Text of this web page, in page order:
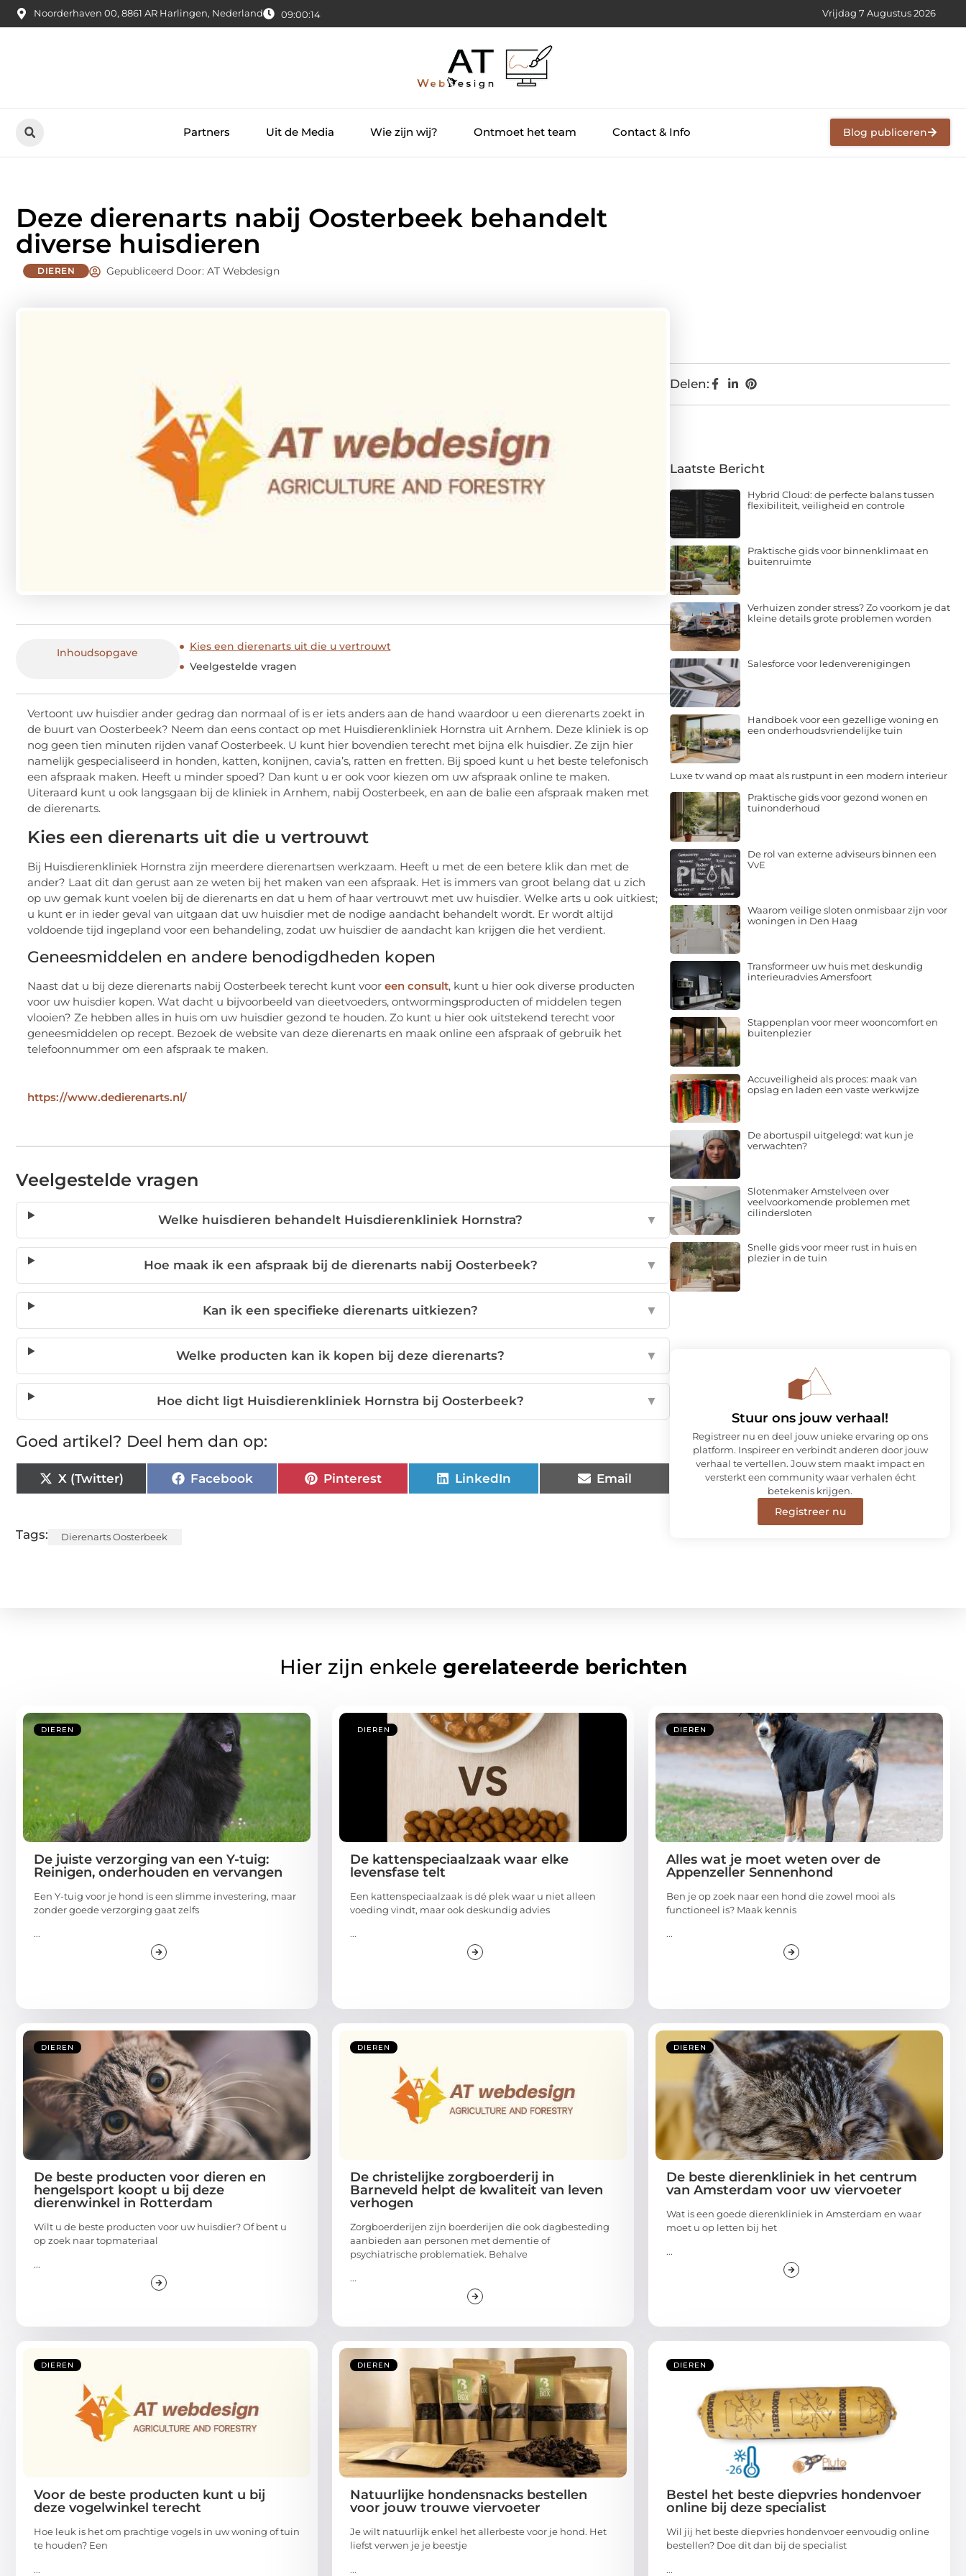
Noorderhaven 00, 8861 AR Harlingen, Nederland 09:00:15 Vrijdag 7 Augustus 2026
Partners Uit de Media Wie zijn wij? Ontmoet het team Contact & Info Blog publiceren
Deze dierenarts nabij Oosterbeek behandelt
diverse huisdieren
DIEREN Gepubliceerd Door: AT Webdesign
Inhoudsopgave
Kies een dierenarts uit die u vertrouwt
Veelgestelde vragen
Vertoont uw huisdier ander gedrag dan normaal of is er iets anders aan de hand waardoor u een dierenarts zoekt in
de buurt van Oosterbeek? Neem dan eens contact op met Huisdierenkliniek Hornstra uit Arnhem. Deze kliniek is op
nog geen tien minuten rijden vanaf Oosterbeek. U kunt hier bovendien terecht met bijna elk huisdier. Ze zijn hier
namelijk gespecialiseerd in honden, katten, konijnen, cavia’s, ratten en fretten. Bij spoed kunt u het beste telefonisch
een afspraak maken. Heeft u minder spoed? Dan kunt u er ook voor kiezen om uw afspraak online te maken.
Uiteraard kunt u ook langsgaan bij de kliniek in Arnhem, nabij Oosterbeek, en aan de balie een afspraak maken met
de dierenarts.
Kies een dierenarts uit die u vertrouwt
Bij Huisdierenkliniek Hornstra zijn meerdere dierenartsen werkzaam. Heeft u met de een betere klik dan met de
ander? Laat dit dan gerust aan ze weten bij het maken van een afspraak. Het is immers van groot belang dat u zich
op uw gemak kunt voelen bij de dierenarts en dat u hem of haar vertrouwt met uw huisdier. Welke arts u ook uitkiest;
u kunt er in ieder geval van uitgaan dat uw huisdier met de nodige aandacht behandelt wordt. Er wordt altijd
voldoende tijd ingepland voor een behandeling, zodat uw huisdier de aandacht kan krijgen die het verdient.
Geneesmiddelen en andere benodigdheden kopen
Naast dat u bij deze dierenarts nabij Oosterbeek terecht kunt voor een consult, kunt u hier ook diverse producten
voor uw huisdier kopen. Wat dacht u bijvoorbeeld van dieetvoeders, ontwormingsproducten of middelen tegen
vlooien? Ze hebben alles in huis om uw huisdier gezond te houden. Zo kunt u hier ook uitstekend terecht voor
geneesmiddelen op recept. Bezoek de website van deze dierenarts en maak online een afspraak of gebruik het
telefoonnummer om een afspraak te maken.
https://www.dedierenarts.nl/
Veelgestelde vragen
Welke huisdieren behandelt Huisdierenkliniek Hornstra? ▼
Hoe maak ik een afspraak bij de dierenarts nabij Oosterbeek? ▼
Kan ik een specifieke dierenarts uitkiezen? ▼
Welke producten kan ik kopen bij deze dierenarts? ▼
Hoe dicht ligt Huisdierenkliniek Hornstra bij Oosterbeek? ▼
Goed artikel? Deel hem dan op:
X (Twitter) Facebook Pinterest LinkedIn Email
Tags: Dierenarts Oosterbeek
Delen:
Laatste Bericht
Hybrid Cloud: de perfecte balans tussen
flexibiliteit, veiligheid en controle
Praktische gids voor binnenklimaat en
buitenruimte
Verhuizen zonder stress? Zo voorkom je dat
kleine details grote problemen worden
Salesforce voor ledenverenigingen
Handboek voor een gezellige woning en
een onderhoudsvriendelijke tuin
Luxe tv wand op maat als rustpunt in een modern interieur
Praktische gids voor gezond wonen en
tuinonderhoud
De rol van externe adviseurs binnen een
VvE
Waarom veilige sloten onmisbaar zijn voor
woningen in Den Haag
Transformeer uw huis met deskundig
interieuradvies Amersfoort
Stappenplan voor meer wooncomfort en
buitenplezier
Accuveiligheid als proces: maak van
opslag en laden een vaste werkwijze
De abortuspil uitgelegd: wat kun je
verwachten?
Slotenmaker Amstelveen over
veelvoorkomende problemen met
cilindersloten
Snelle gids voor meer rust in huis en
plezier in de tuin
Stuur ons jouw verhaal!
Registreer nu en deel jouw unieke ervaring op ons
platform. Inspireer en verbindt anderen door jouw
verhaal te vertellen. Jouw stem maakt impact en
versterkt een community waar verhalen écht
betekenis krijgen.
Registreer nu
Hier zijn enkele gerelateerde berichten
DIEREN
De juiste verzorging van een Y-tuig:
Reinigen, onderhouden en vervangen
Een Y-tuig voor je hond is een slimme investering, maar
zonder goede verzorging gaat zelfs
...
DIEREN
De kattenspeciaalzaak waar elke
levensfase telt
Een kattenspeciaalzaak is dé plek waar u niet alleen
voeding vindt, maar ook deskundig advies
...
DIEREN
Alles wat je moet weten over de
Appenzeller Sennenhond
Ben je op zoek naar een hond die zowel mooi als
functioneel is? Maak kennis
...
DIEREN
De beste producten voor dieren en
hengelsport koopt u bij deze
dierenwinkel in Rotterdam
Wilt u de beste producten voor uw huisdier? Of bent u
op zoek naar topmateriaal
...
DIEREN
De christelijke zorgboerderij in
Barneveld helpt de kwaliteit van leven
verhogen
Zorgboerderijen zijn boerderijen die ook dagbesteding
aanbieden aan personen met dementie of
psychiatrische problematiek. Behalve
...
DIEREN
De beste dierenkliniek in het centrum
van Amsterdam voor uw viervoeter
Wat is een goede dierenkliniek in Amsterdam en waar
moet u op letten bij het
...
DIEREN
Voor de beste producten kunt u bij
deze vogelwinkel terecht
Hoe leuk is het om prachtige vogels in uw woning of tuin
te houden? Een
...
DIEREN
Natuurlijke hondensnacks bestellen
voor jouw trouwe viervoeter
Je wilt natuurlijk enkel het allerbeste voor je hond. Het
liefst verwen je je beestje
...
DIEREN
Bestel het beste diepvries hondenvoer
online bij deze specialist
Wil jij het beste diepvries hondenvoer eenvoudig online
bestellen? Doe dit dan bij de specialist
...